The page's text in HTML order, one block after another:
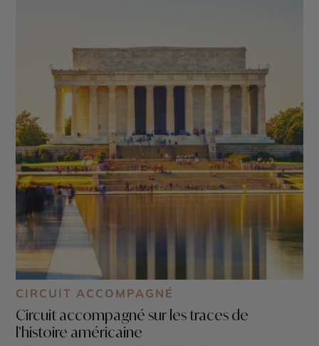
CIRCUIT ACCOMPAGNÉ
Circuit accompagné sur les traces de
l’histoire américaine